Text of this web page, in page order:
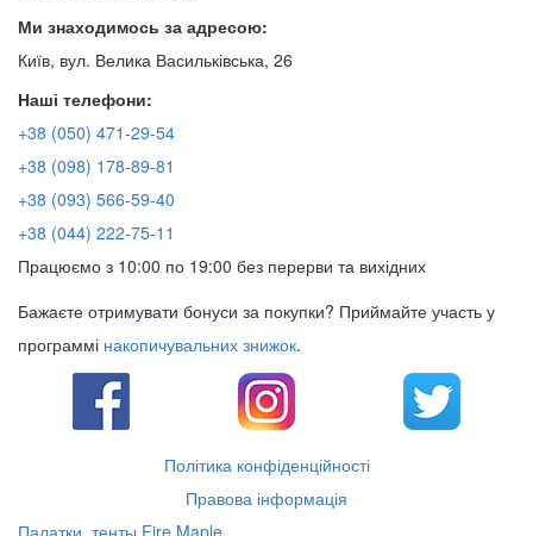
Ми знаходимось за адресою:
Київ, вул. Велика Васильківська, 26
Наші телефони:
+38 (050) 471-29-54
+38 (098) 178-89-81
+38 (093) 566-59-40
+38 (044) 222-75-11
Працюємо з 10:00 по 19:00 без перерви та вихідних
Бажаєте отримувати бонуси за покупки? Приймайте участь у
программі накопичувальних знижок.
Політика конфіденційності
Правова інформація
Палатки, тенты Fire Maple